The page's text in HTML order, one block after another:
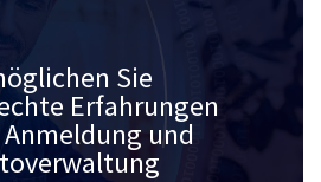
Sie
Erfahrungen
und